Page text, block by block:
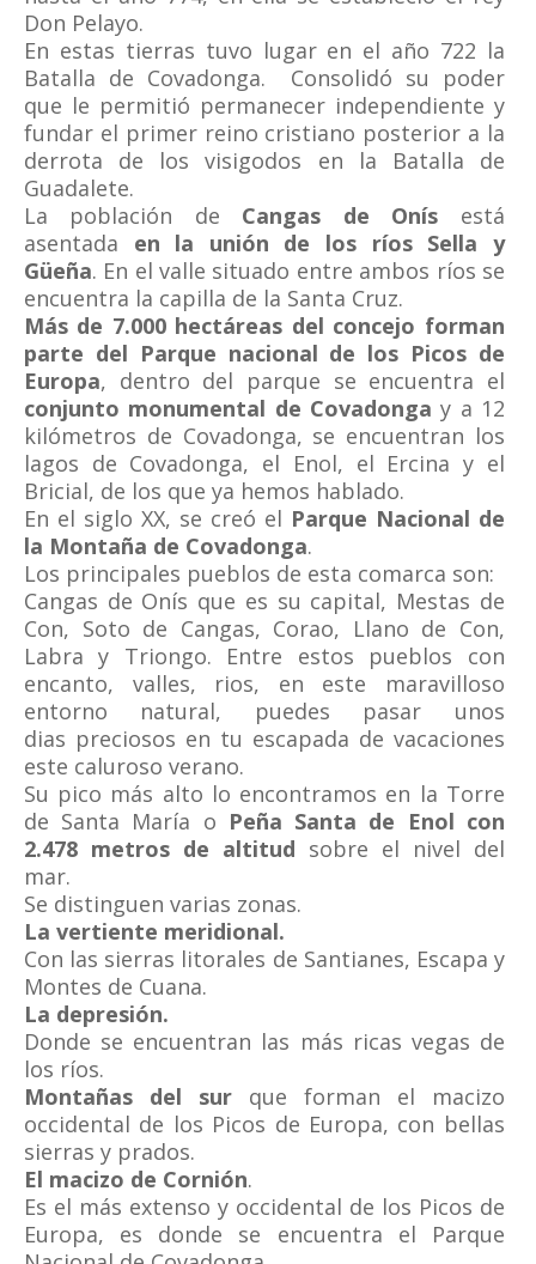
Don Pelayo.
En estas tierras tuvo lugar en el año 722 la
Batalla de Covadonga. Consolidó su poder
que le permitió permanecer independiente y
fundar el primer reino cristiano posterior a la
derrota de los visigodos en la Batalla de
Guadalete.
La población de Cangas de Onís está
asentada en la unión de los ríos Sella y
Güeña. En el valle situado entre ambos ríos se
encuentra la capilla de la Santa Cruz.
Más de 7.000 hectáreas del concejo forman
parte del Parque nacional de los Picos de
Europa, dentro del parque se encuentra el
conjunto monumental de Covadonga y a 12
kilómetros de Covadonga, se encuentran los
lagos de Covadonga, el Enol, el Ercina y el
Bricial, de los que ya hemos hablado.
En el siglo XX, se creó el Parque Nacional de
la Montaña de Covadonga.
Los principales pueblos de esta comarca son:
Cangas de Onís que es su capital, Mestas de
Con, Soto de Cangas, Corao, Llano de Con,
Labra y Triongo. Entre estos pueblos con
encanto, valles, rios, en este maravilloso
entorno natural, puedes pasar unos
dias preciosos en tu escapada de vacaciones
este caluroso verano.
Su pico más alto lo encontramos en la Torre
de Santa María o Peña Santa de Enol con
2.478 metros de altitud sobre el nivel del
mar.
Se distinguen varias zonas.
La vertiente meridional.
Con las sierras litorales de Santianes, Escapa y
Montes de Cuana.
La depresión.
Donde se encuentran las más ricas vegas de
los ríos.
Montañas del surque forman el macizo
occidental de los Picos de Europa, con bellas
sierras y prados.
El macizo de Cornión.
Es el más extenso y occidental de los Picos de
Europa, es donde se encuentra el Parque